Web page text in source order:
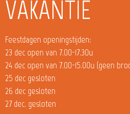
VAKANTIE
Feestdagen openingstijden:
23 dec open van 7.00-17.30u
24 dec open van 7.00-15.00u (geen
25 dec gesloten
26 dec gesloten
27 dec. gesloten